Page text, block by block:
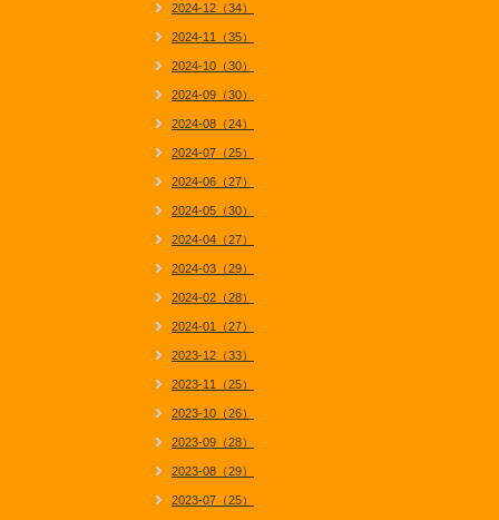
2024-12（34）
2024-11（35）
2024-10（30）
2024-09（30）
2024-08（24）
2024-07（25）
2024-06（27）
2024-05（30）
2024-04（27）
2024-03（29）
2024-02（28）
2024-01（27）
2023-12（33）
2023-11（25）
2023-10（26）
2023-09（28）
2023-08（29）
2023-07（25）